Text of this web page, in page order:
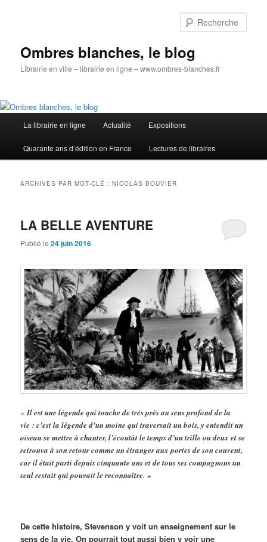
Ombres blanches, le blog
Librairie en ville – librairie en ligne – www.ombres-blanches.fr
principal
La librairie en ligne Actualité Expositions
Quarante ans d’édition en France Lectures de libraires
ARCHIVES PAR MOT-CLÉ :NICOLAS BOUVIER
LA BELLE AVENTURE
Publié le24 juin 2016
«Il est une légende qui touche de très près au sens profond de la
vie : c’est la légende d’un moine qui traversait un bois, y entendit un
oiseau se mettre à chanter, l’écoutât le temps d’un trille ou deux et se
retrouva à son retour comme un étranger aux portes de son couvent,
car il était parti depuis cinquante ans et de tous ses compagnons un
seul restait qui pouvait le reconnaître. »
De cette histoire, Stevenson y voit un enseignement sur le
sens de la vie. On pourrait tout aussi bien y voir une